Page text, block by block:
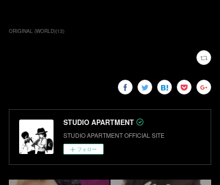
ORIGINAL (WORLD)(13)
STUDIO APARTMENT
STUDIO APARTMENT OFFICIAL SITE
フォロー